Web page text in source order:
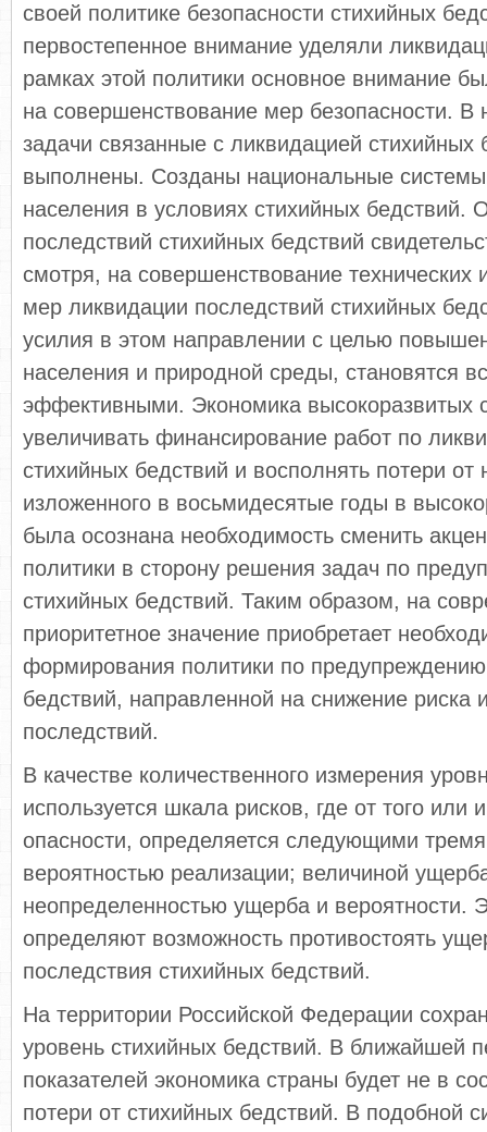
своей политике безопасности стихийных
первостепенное внимание уделяли
рамках этой политики основное внимание
на совершенствование мер безопасности. В
задачи связанные с ликвидацией стихийных
выполнены. Созданы национальные
населения в условиях стихийных бедствий.
последствий стихийных бедствий
смотря, на совершенствование технических
мер ликвидации последствий стихийных
усилия в этом направлении с целью
населения и природной среды, становятся
эффективными. Экономика высокоразвитых
увеличивать финансирование работ по
стихийных бедствий и восполнять потери
изложенного в восьмидесятые годы в
была осознана необходимость сменить
политики в сторону решения задач по
стихийных бедствий. Таким образом, на
приоритетное значение приобретает
формирования политики по
бедствий, направленной на снижение риска
последствий.
В качестве количественного измерения
используется шкала рисков, где от того или
опасности, определяется следующими
вероятностью реализации; величиной
неопределенностью ущерба и вероятности.
определяют возможность противостоять
последствия стихийных бедствий.
На территории Российской Федерации
уровень стихийных бедствий. В ближайшей
показателей экономика страны будет не в
потери от стихийных бедствий. В подобной